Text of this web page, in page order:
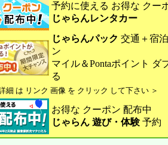
予約に使える お得な クー
じゃらんレンタカー
じゃらんパック 交通＋宿
ン
マイル＆Pontaポイント ダ
る
細 は リンク 画像 を クリック して下さい ＞
お得な クーポン 配布中
じゃらん 遊び・体験予約